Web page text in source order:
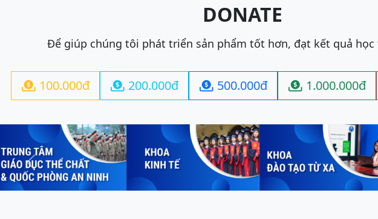
DONATE
Để giúp chúng tôi phát triển sản phẩm tốt hơn, đạt kết quả học
 100.000đ  200.000đ  500.000đ  1.000.000đ
Previous